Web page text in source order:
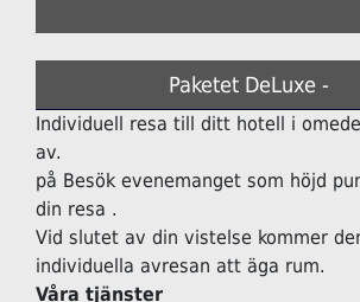
Paketet DeLuxe -
Individuell resa till ditt hotell i
av.
på Besök evenemanget som höjd
din resa .
Vid slutet av din vistelse kommer
individuella avresan att äga rum.
Våra tjänster